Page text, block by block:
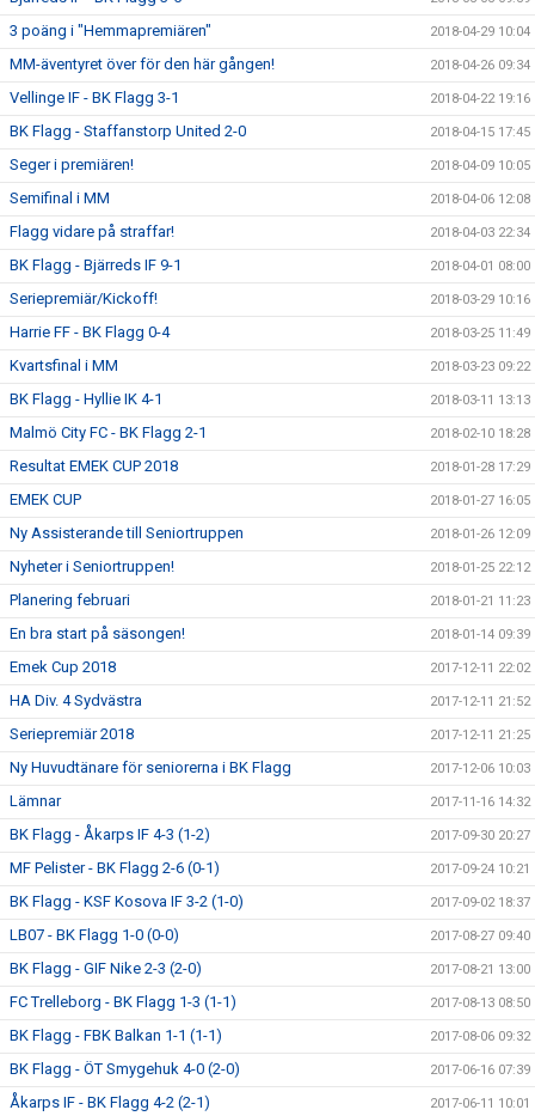
3 poäng i "Hemmapremiären" 2018-04-29 10:04
MM-äventyret över för den här gången! 2018-04-26 09:34
Vellinge IF - BK Flagg 3-1 2018-04-22 19:16
BK Flagg - Staffanstorp United 2-0 2018-04-15 17:45
Seger i premiären! 2018-04-09 10:05
Semifinal i MM 2018-04-06 12:08
Flagg vidare på straffar! 2018-04-03 22:34
BK Flagg - Bjärreds IF 9-1 2018-04-01 08:00
Seriepremiär/Kickoff! 2018-03-29 10:16
Harrie FF - BK Flagg 0-4 2018-03-25 11:49
Kvartsfinal i MM 2018-03-23 09:22
BK Flagg - Hyllie IK 4-1 2018-03-11 13:13
Malmö City FC - BK Flagg 2-1 2018-02-10 18:28
Resultat EMEK CUP 2018 2018-01-28 17:29
EMEK CUP 2018-01-27 16:05
Ny Assisterande till Seniortruppen 2018-01-26 12:09
Nyheter i Seniortruppen! 2018-01-25 22:12
Planering februari 2018-01-21 11:23
En bra start på säsongen! 2018-01-14 09:39
Emek Cup 2018 2017-12-11 22:02
HA Div. 4 Sydvästra 2017-12-11 21:52
Seriepremiär 2018 2017-12-11 21:25
Ny Huvudtänare för seniorerna i BK Flagg 2017-12-06 10:03
Lämnar 2017-11-16 14:32
BK Flagg - Åkarps IF 4-3 (1-2) 2017-09-30 20:27
MF Pelister - BK Flagg 2-6 (0-1) 2017-09-24 10:21
BK Flagg - KSF Kosova IF 3-2 (1-0) 2017-09-02 18:37
LB07 - BK Flagg 1-0 (0-0) 2017-08-27 09:40
BK Flagg - GIF Nike 2-3 (2-0) 2017-08-21 13:00
FC Trelleborg - BK Flagg 1-3 (1-1) 2017-08-13 08:50
BK Flagg - FBK Balkan 1-1 (1-1) 2017-08-06 09:32
BK Flagg - ÖT Smygehuk 4-0 (2-0) 2017-06-16 07:39
Åkarps IF - BK Flagg 4-2 (2-1) 2017-06-11 10:01